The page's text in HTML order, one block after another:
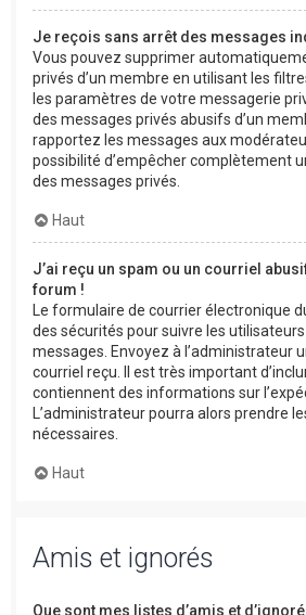
Je reçois sans arrêt des messages
Vous pouvez supprimer
privés d’un membre en utilisant les
les paramètres de votre messagerie
des messages privés abusifs d’un
rapportez les messages aux
possibilité d’empêcher complètement
des messages privés.
Haut
J’ai reçu un spam ou un courriel
forum !
Le formulaire de courrier électronique
des sécurités pour suivre les
messages. Envoyez à l’administrateur
courriel reçu. Il est très important
contiennent des informations sur
L’administrateur pourra alors prendre
nécessaires.
Haut
Amis et ignorés
Que sont mes listes d’amis et